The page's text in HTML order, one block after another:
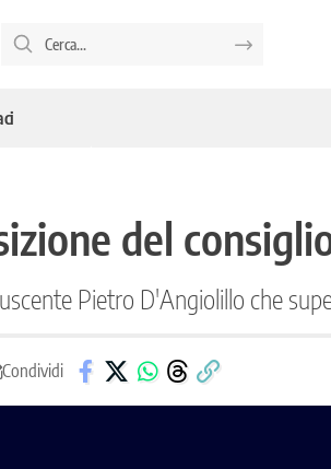
del
Pietro D'Angiolillo che
Condividi